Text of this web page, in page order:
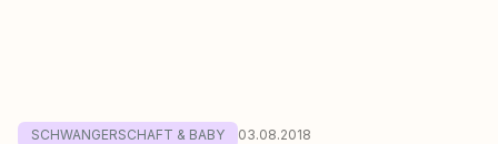
SCHWANGERSCHAFT & BABY 03.08.2018